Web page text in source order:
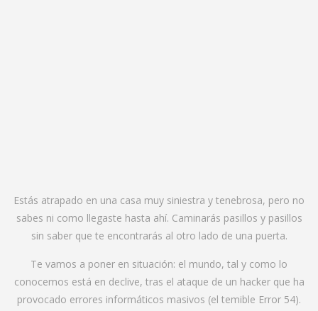
Estás atrapado en una casa muy siniestra y tenebrosa, pero no
sabes ni como llegaste hasta ahí. Caminarás pasillos y pasillos
sin saber que te encontrarás al otro lado de una puerta.
Te vamos a poner en situación: el mundo, tal y como lo
conocemos está en declive, tras el ataque de un hacker que ha
provocado errores informáticos masivos (el temible Error 54).